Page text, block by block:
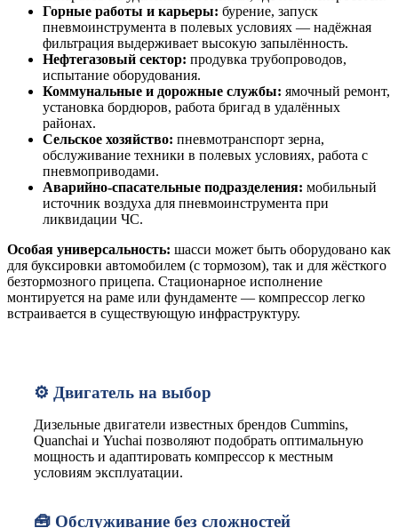
Горные работы и карьеры: бурение, запуск
пневмоинструмента в полевых условиях — надёжная
фильтрация выдерживает высокую запылённость.
Нефтегазовый сектор: продувка трубопроводов,
испытание оборудования.
Коммунальные и дорожные службы: ямочный ремонт,
установка бордюров, работа бригад в удалённых
районах.
Сельское хозяйство: пневмотранспорт зерна,
обслуживание техники в полевых условиях, работа с
пневмоприводами.
Аварийно-спасательные подразделения: мобильный
источник воздуха для пневмоинструмента при
ликвидации ЧС.
Особая универсальность: шасси может быть оборудовано как
для буксировки автомобилем (с тормозом), так и для жёсткого
безтормозного прицепа. Стационарное исполнение
монтируется на раме или фундаменте — компрессор легко
встраивается в существующую инфраструктуру.
⚙️ Двигатель на выбор
Дизельные двигатели известных брендов Cummins,
Quanchai и Yuchai позволяют подобрать оптимальную
мощность и адаптировать компрессор к местным
условиям эксплуатации.
🧰 Обслуживание без сложностей